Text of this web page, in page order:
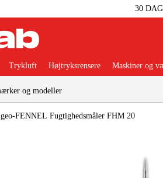
30
Trykluft Højtryksrensere Maskiner og
geo-FENNEL Fugtighedsmåler FHM 20